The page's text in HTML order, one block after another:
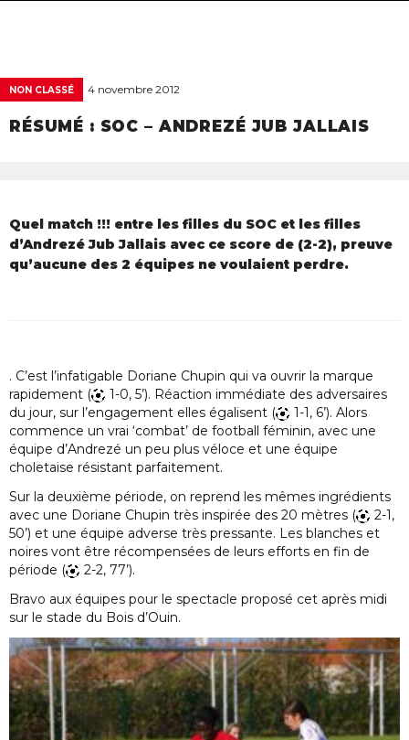
NON CLASSÉ 4 novembre 2012
RÉSUMÉ : SOC – ANDREZÉ JUB JALLAIS
Quel match !!! entre les filles du SOC et les filles
d’Andrezé Jub Jallais avec ce score de (2-2), preuve
qu’aucune des 2 équipes ne voulaient perdre.
. C’est l’infatigable Doriane Chupin qui va ouvrir la marque
rapidement (
1-0, 5’). Réaction immédiate des adversaires
du jour, sur l’engagement elles égalisent (
1-1, 6’). Alors
commence un vrai ‘combat’ de football féminin, avec une
équipe d’Andrezé un peu plus véloce et une équipe
choletaise résistant parfaitement.
Sur la deuxième période, on reprend les mêmes ingrédients
avec une Doriane Chupin très inspirée des 20 mètres (
2-1,
50’) et une équipe adverse très pressante. Les blanches et
noires vont être récompensées de leurs efforts en fin de
période (
2-2, 77’).
Bravo aux équipes pour le spectacle proposé cet après midi
sur le stade du Bois d’Ouin.